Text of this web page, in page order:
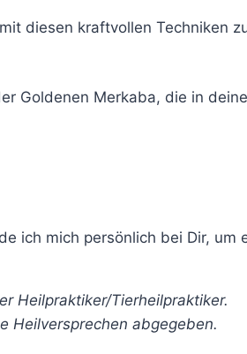
diesen kraftvollen Techniken
Goldenen Merkaba, die in
ich mich persönlich bei Dir, um
Heilpraktiker/Tierheilpraktiker.
Heilversprechen abgegeben.